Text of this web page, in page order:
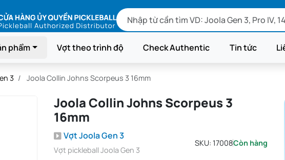
phẩm Vợt theo trình độ Check Authentic Tin tức
3 Joola Collin Johns Scorpeus 3 16mm
Joola Collin Johns Scorpeus 3
16mm
Vợt Joola Gen 3
Vợt pickleball Joola Gen 3
SKU: 17008Còn hàng